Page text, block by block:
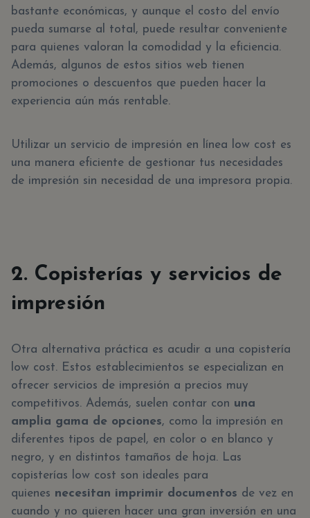
bastante económicas, y aunque el costo del envío
pueda sumarse al total, puede resultar conveniente
para quienes valoran la comodidad y la eficiencia.
Además, algunos de estos sitios web tienen
promociones o descuentos que pueden hacer la
experiencia aún más rentable.
Utilizar un servicio de impresión en línea low cost es
una manera eficiente de gestionar tus necesidades
de impresión sin necesidad de una impresora propia.
2. Copisterías y servicios de
impresión
Otra alternativa práctica es acudir a una copistería
low cost. Estos establecimientos se especializan en
ofrecer servicios de impresión a precios muy
competitivos. Además, suelen contar con una
amplia gama de opciones, como la impresión en
diferentes tipos de papel, en color o en blanco y
negro, y en distintos tamaños de hoja. Las
copisterías low cost son ideales para
quienes necesitan imprimir documentos de vez en
cuando y no quieren hacer una gran inversión en una